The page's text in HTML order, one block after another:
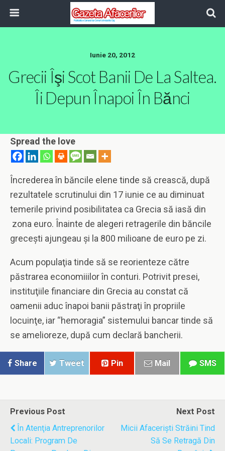
Iunie 20, 2012
Grecii Îşi Scot Banii De La Saltea.
Îi Depun Înapoi În Bănci
Spread the love
Încrederea în băncile elene tinde să crească, după
rezultatele scrutinului din 17 iunie ce au diminuat
temerile privind posibilitatea ca Grecia să iasă din
zona euro. Înainte de alegeri retragerile din băncile
greceşti ajungeau şi la 800 milioane de euro pe zi.
Acum populaţia tinde să se reorienteze către
păstrarea economiiilor în conturi. Potrivit presei,
instituţiile financiare din Grecia au constat că
oamenii aduc înapoi banii păstraţi în propriile
locuinţe, iar “hemoragia” sistemului bancar tinde să
se amelioreze, după cum declară bancherii.
Share Tweet Pin Mail SMS
Previous Post
În Atenţia Antreprenorilor
Locali: Program De
Next Post
Micii Afacerişti Străini Tind
Să Se Retragă Din